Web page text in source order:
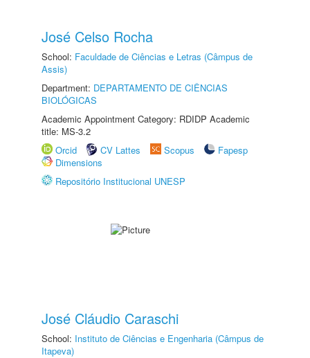
José Celso Rocha
School: Faculdade de Ciências e Letras (Câmpus de
Assis)
Department: DEPARTAMENTO DE CIÊNCIAS
BIOLÓGICAS
Academic Appointment Category: RDIDP Academic
title: MS-3.2
Orcid
CV Lattes Scopus
Fapesp
Dimensions
Repositório Institucional UNESP
José Cláudio Caraschi
School: Instituto de Ciências e Engenharia (Câmpus de
Itapeva)